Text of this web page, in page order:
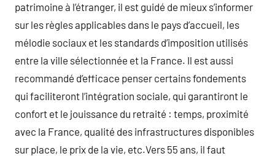
patrimoine à l’étranger, il est guidé de mieux s’informer
sur les règles applicables dans le pays d’accueil, les
mélodie sociaux et les standards d’imposition utilisés
entre la ville sélectionnée et la France. Il est aussi
recommandé d’efficace penser certains fondements
qui faciliteront l’intégration sociale, qui garantiront le
confort et le jouissance du retraité : temps, proximité
avec la France, qualité des infrastructures disponibles
sur place, le prix de la vie, etc.Vers 55 ans, il faut